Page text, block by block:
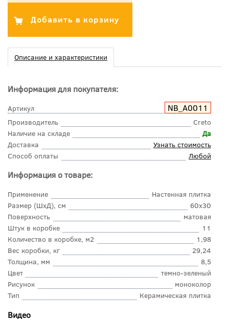
Описание и характеристики
Информация для покупателя:
Артикул NB_A0011
Производитель
Creto
Наличие на складе
Да
Доставка
Узнать стоимость
Способ оплаты
Любой
Информация о товаре:
Применение
Настенная плитка
Размер (ШхД), см
60x30
Поверхность
матовая
Штук в коробке
11
Количество в коробке, м2
1,98
Вес коробки, кг
29,24
Толщина, мм
8,5
Цвет
темно-зеленый
Рисунок
моноколор
Тип
Керамическая плитка
Видео